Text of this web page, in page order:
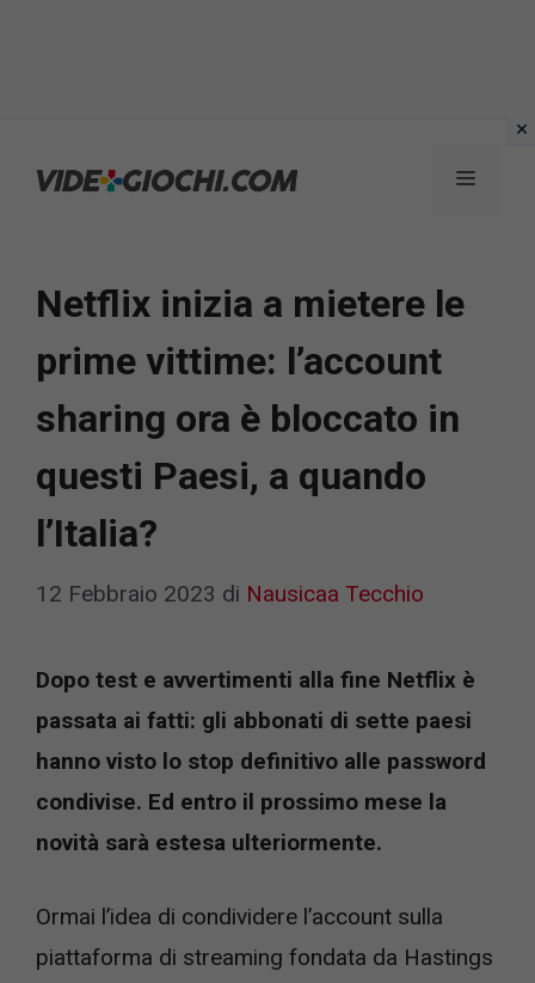
Menu
Netflix inizia a mietere le
prime vittime: l’account
sharing ora è bloccato in
questi Paesi, a quando
l’Italia?
12 Febbraio 2023 di Nausicaa Tecchio
Dopo test e avvertimenti alla fine Netflix è
passata ai fatti: gli abbonati di sette paesi
hanno visto lo stop definitivo alle password
condivise. Ed entro il prossimo mese la
novità sarà estesa ulteriormente.
Ormai l’idea di condividere l’account sulla
piattaforma di streaming fondata da Hastings